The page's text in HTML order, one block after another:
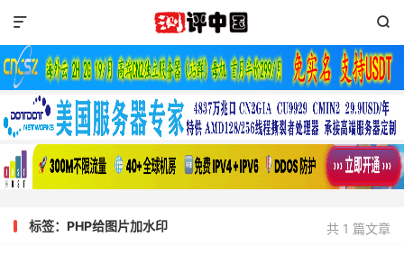


共 1 篇文章
标签：PHP给图片加水印